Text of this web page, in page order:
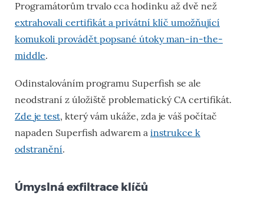
Programátorům trvalo cca hodinku až dvě než
extrahovali certifikát a privátní klíč umožňující
komukoli provádět popsané útoky man-in-the-
middle.
Odinstalováním programu Superfish se ale
neodstraní z úložiště problematický CA certifikát.
Zde je test, který vám ukáže, zda je váš počítač
napaden Superfish adwarem a instrukce k
odstranění.
Úmyslná exfiltrace klíčů